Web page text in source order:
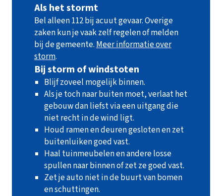
Als het stormt
Bel alleen 112 bij acuut gevaar. Overige
zaken kun je vaak zelf regelen of melden
bij de gemeente. Meer informatie over
storm.
Bij storm of windstoten
Blijf zoveel mogelijk binnen.
Als je toch naar buiten moet, verlaat het
gebouw dan liefst via een uitgang die
niet recht in de wind ligt.
Houd ramen en deuren gesloten en zet
buitenluiken goed vast.
Haal tuinmeubelen en andere losse
spullen naar binnen of zet ze goed vast.
Zet je auto niet in de buurt van bomen
en schuttingen.